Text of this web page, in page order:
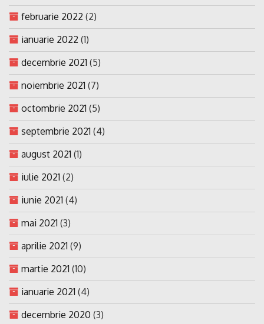
februarie 2022 (2)
ianuarie 2022 (1)
decembrie 2021 (5)
noiembrie 2021 (7)
octombrie 2021 (5)
septembrie 2021 (4)
august 2021 (1)
iulie 2021 (2)
iunie 2021 (4)
mai 2021 (3)
aprilie 2021 (9)
martie 2021 (10)
ianuarie 2021 (4)
decembrie 2020 (3)